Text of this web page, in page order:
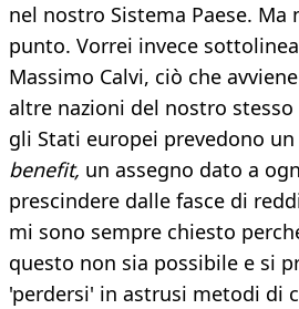
nel nostro Sistema Paese. Ma
punto. Vorrei invece
Massimo Calvi, ciò che
altre nazioni del nostro
gli Stati europei prevedono un
benefit, un assegno dato a
prescindere dalle fasce di
mi sono sempre chiesto
questo non sia possibile e si
'perdersi' in astrusi metodi di